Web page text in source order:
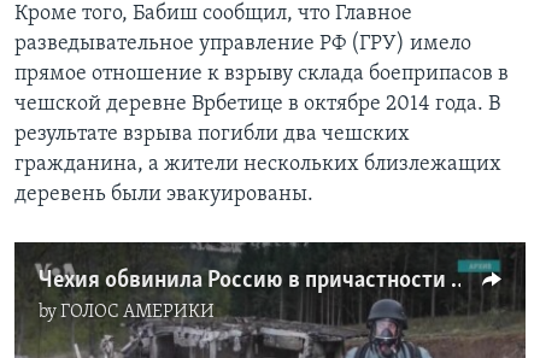
Кроме того, Бабиш сообщил, что Главное
разведывательное управление РФ (ГРУ) имело
прямое отношение к взрыву склада боеприпасов в
чешской деревне Врбетице в октябре 2014 года. В
результате взрыва погибли два чешских
гражданина, а жители нескольких близлежащих
деревень были эвакуированы.
Чехия обвинила Россию в причастности к взрыву арсеналов
byГОЛОС АМЕРИКИ